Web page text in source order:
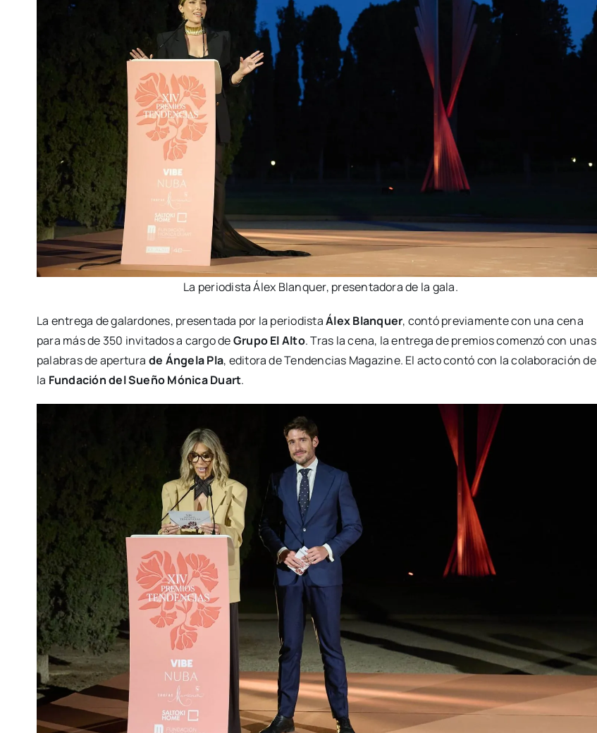
La perio­dis­ta Álex Blan­quer, pre­sen­ta­do­ra de la gala.
La entre­ga de galar­do­nes, pre­sen­ta­da por la perio­dis­taÁlex Blan­quer, con­tó pre­via­men­te con una cena
para más de 350 invi­ta­dos a car­go deGru­po El Alto. Tras la cena, la entre­ga de pre­mios comen­zó con unas
pala­bras de aper­tu­ra de Ánge­la Pla, edi­to­ra de Ten­den­cias Maga­zi­ne. El acto con­tó con la cola­bo­ra­ción de
la Fun­da­ción del Sue­ño Móni­ca Duart.